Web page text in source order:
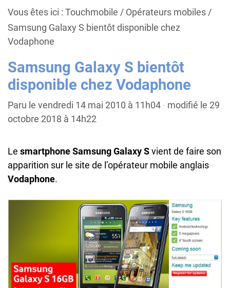
Vous êtes ici : Touchmobile / Opérateurs mobiles/
Samsung Galaxy S bientôt disponible chez
Vodaphone
Samsung Galaxy S bientôt
disponible chez Vodaphone
Paru le vendredi 14 mai 2010 à 11h04 · modifié le 29
octobre 2018 à 14h22
Le smartphone Samsung Galaxy Svient de faire son
apparition sur le site de l’opérateur mobile anglais
Vodaphone.